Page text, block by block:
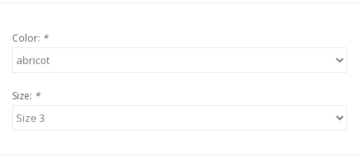
Color: *
Size: *